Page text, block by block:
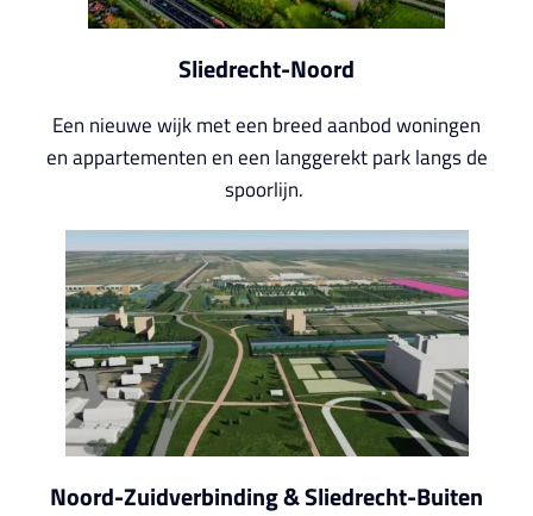
Sliedrecht-Noord
Een nieuwe wijk met een breed aanbod woningen
en appartementen en een langgerekt park langs de
spoorlijn.
Noord-Zuidverbinding & Sliedrecht-Buiten